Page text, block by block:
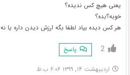
یعنی هیچ کس ندیده؟
خوبه؟بده؟
هر کس دیده بیاد لطفا بگه ارزش دیدن داره یا نه
2 پاسخ
اردیبهشت ۱۴, ۱۳۹۹ ۶:۰۶ ب.ظ